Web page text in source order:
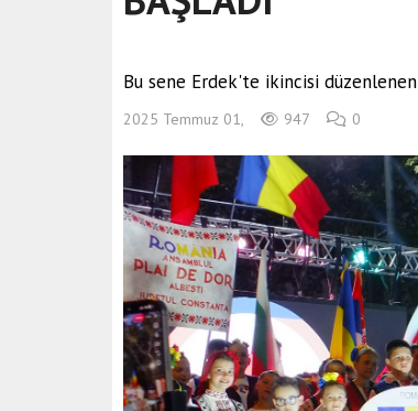
Bu sene Erdek'te ikincisi
2025 Temmuz 01, 947 0